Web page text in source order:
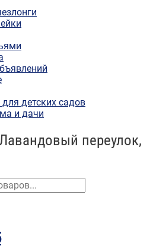
детских садов
и дачи
переулок,